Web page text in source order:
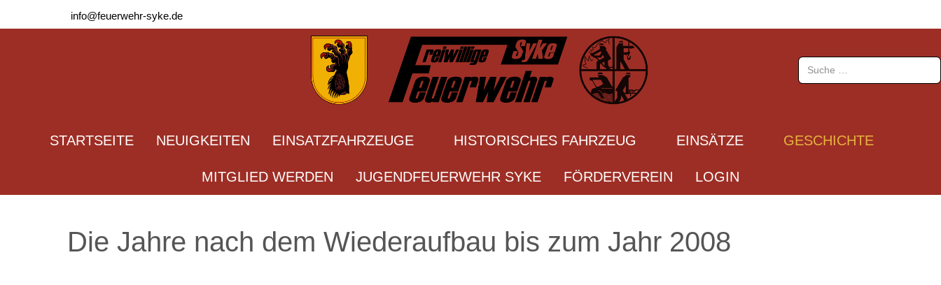
info@feuerwehr-syke.de
Suchen
STARTSEITE NEUIGKEITEN EINSATZFAHRZEUGE HISTORISCHES FAHRZEUG EINSÄTZE GESCHICHTE
MITGLIED WERDEN JUGENDFEUERWEHR SYKE FÖRDERVEREIN LOGIN
Die Jahre nach dem Wiederaufbau bis zum Jahr 2008